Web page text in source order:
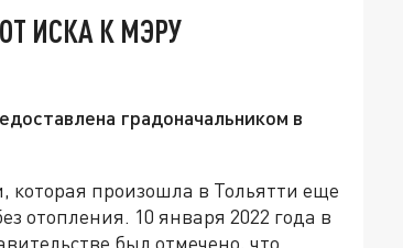
ИСКА К МЭРУ
градоначальником в
которая произошла в Тольятти еще
отопления. 10 января 2022 года в
был отмечено, что